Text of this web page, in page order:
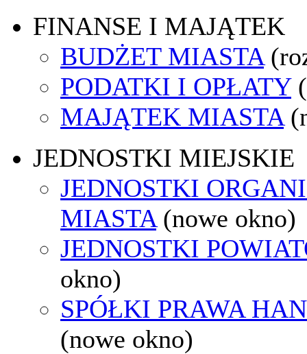
FINANSE I MAJĄTEK
BUDŻET MIASTA
PODATKI I OPŁATY
MAJĄTEK MIASTA
JEDNOSTKI MIEJSKIE
JEDNOSTKI
MIASTA (nowe okno)
JEDNOSTKI
okno)
SPÓŁKI PRAWA
(nowe okno)